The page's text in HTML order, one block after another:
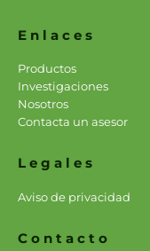
Enlaces
Productos
Investigaciones
Nosotros
Contacta un asesor
Legales
Aviso de privacidad
Contacto